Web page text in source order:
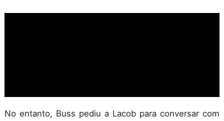
No entanto, Buss pediu a Lacob para conversar com